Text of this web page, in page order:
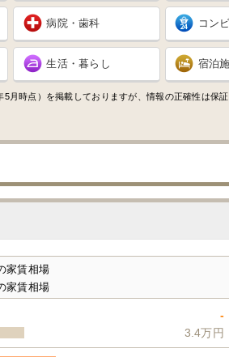
病院・歯科 コン
生活・暮らし 宿泊
時点）を掲載しておりますが、情報の正確性は保
家賃相場
家賃相場
-
3.4万円